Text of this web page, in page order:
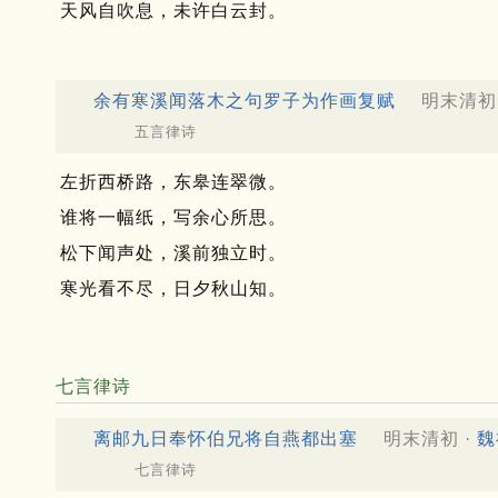
天风自吹息，未许白云封。
余有寒溪闻落木之句罗子为作画复赋 明末清初
五言律诗
左折西桥路，东皋连翠微。
谁将一幅纸，写余心所思。
松下闻声处，溪前独立时。
寒光看不尽，日夕秋山知。
七言律诗
离邮九日奉怀伯兄将自燕都出塞 明末清初 ·
七言律诗